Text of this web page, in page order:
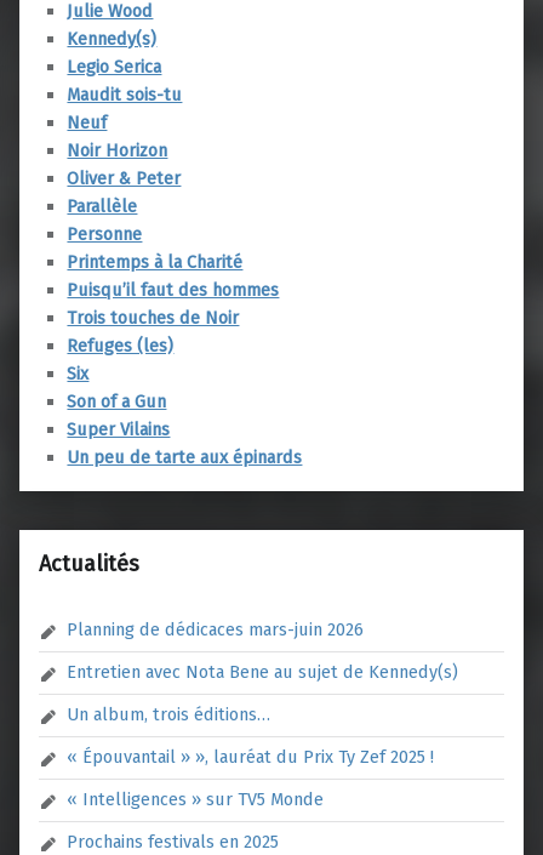
Julie Wood
Kennedy(s)
Legio Serica
Maudit sois-tu
Neuf
Noir Horizon
Oliver & Peter
Parallèle
Personne
Printemps à la Charité
Puisqu’il faut des hommes
Trois touches de Noir
Refuges (les)
Six
Son of a Gun
Super Vilains
Un peu de tarte aux épinards
Actualités
Planning de dédicaces mars-juin 2026
Entretien avec Nota Bene au sujet de Kennedy(s)
Un album, trois éditions…
« Épouvantail » », lauréat du Prix Ty Zef 2025 !
« Intelligences » sur TV5 Monde
Prochains festivals en 2025